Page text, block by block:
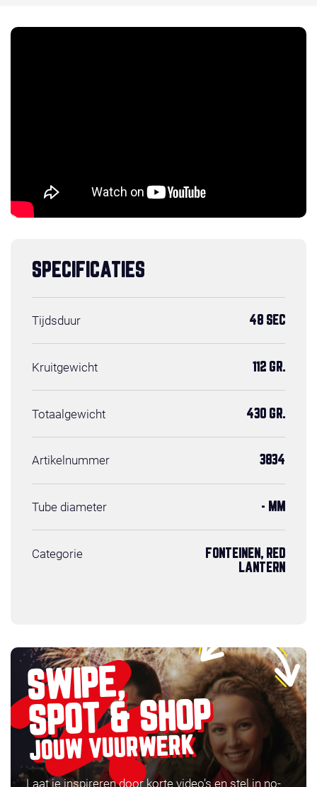
SPECIFICATIES
Tijdsduur 48 SEC
Kruitgewicht 112 GR.
Totaalgewicht 430 GR.
Artikelnummer 3834
Tube diameter - MM
Categorie
FONTEINEN, RED
LANTERN
SWIPE,
SPOT & SHOP
JOUW VUURWERK
Laat je inspireren door korte video’s en stel in no-